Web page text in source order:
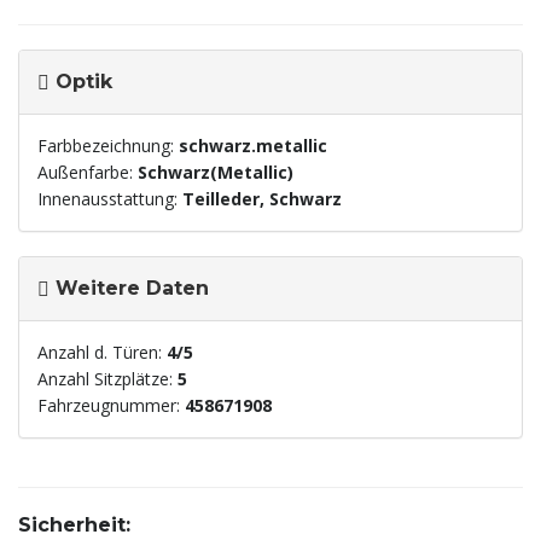
Optik
Farbbezeichnung: schwarz.metallic
Außenfarbe: Schwarz(Metallic)
Innenausstattung: Teilleder, Schwarz
Weitere Daten
Anzahl d. Türen: 4/5
Anzahl Sitzplätze: 5
Fahrzeugnummer: 458671908
Sicherheit: